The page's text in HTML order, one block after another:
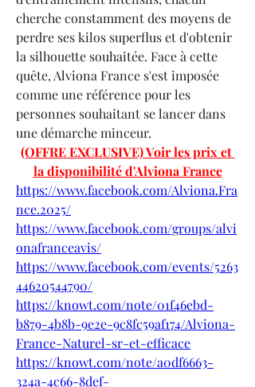
cherche constamment des moyens de
perdre ses kilos superflus et d'obtenir
la silhouette souhaitée. Face à cette
quête, Alviona France s'est imposée
comme une référence pour les
personnes souhaitant se lancer dans
une démarche minceur.
(OFFRE EXCLUSIVE) Voir les prix et
la disponibilité d'Alviona France
https://www.facebook.com/Alviona.Fra
nce.2025/
https://www.facebook.com/groups/alvi
onafranceavis/
https://www.facebook.com/events/5263
44620544790/
https://knowt.com/note/01f46ebd-
b879-4b8b-9e2e-9c8fc59af174/Alviona-
France-Naturel-sr-et-efficace
https://knowt.com/note/a0df6663-
324a-4c66-8def-